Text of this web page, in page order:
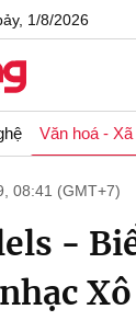
1/8/2026
Văn hoá - Xã
08:41 (GMT+7)
-